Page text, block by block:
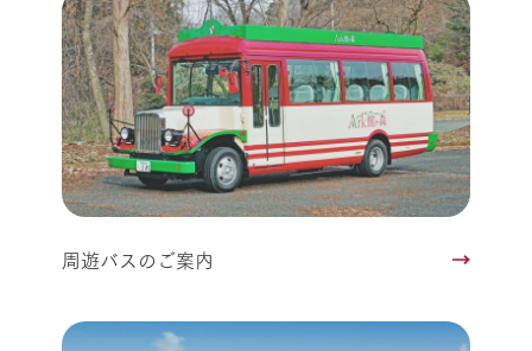
周遊バスのご案内